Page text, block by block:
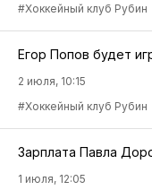
#Хоккейный клуб Рубин
Егор Попов будет
2 июля, 10:15
#Хоккейный клуб Рубин
Зарплата Павла
1 июля, 12:05